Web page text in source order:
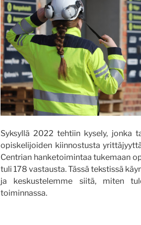
Syksyllä 2022 tehtiin kysely, jonka
opiskelijoiden kiinnostusta
Centrian hanketoimintaa tukemaan
tuli 178 vastausta. Tässä tekstissä
ja keskustelemme siitä, miten
toiminnassa.